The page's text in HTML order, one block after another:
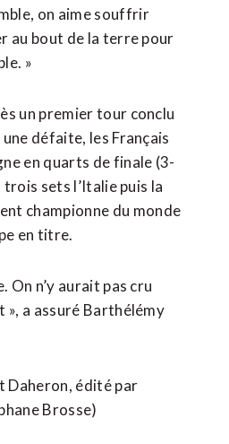
on aime souffrir
au bout de la terre pour
»
un premier tour conclu
défaite, les Français
en quarts de finale (3-
sets l’Italie puis la
championne du monde
en titre.
On n’y aurait pas cru
a assuré Barthélémy
Daheron, édité par
Brosse)